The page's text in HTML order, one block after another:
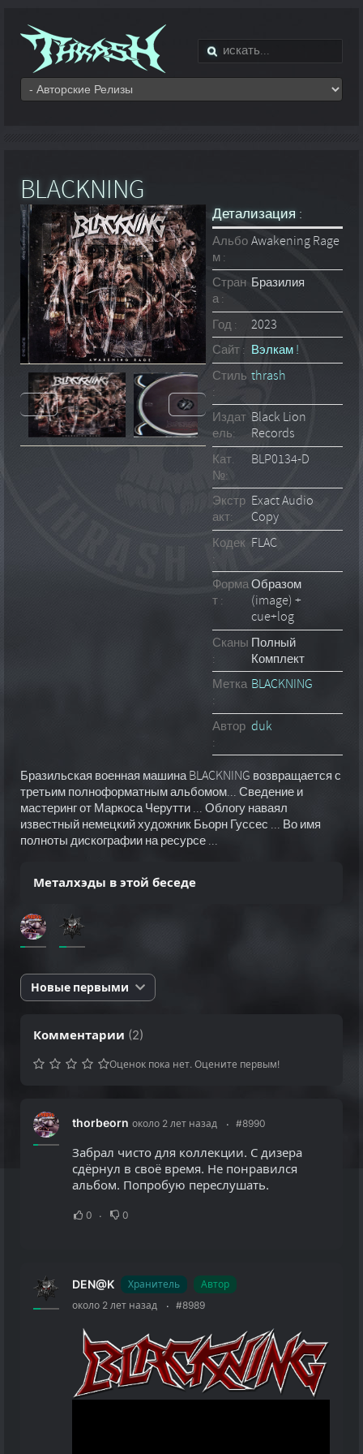
BLACKNING
Детализация :
Альбо
м :
Awakening Rage
Стран
а :
Бразилия
Год :
2023
Сайт : Вэлкам !
Стиль
:
thrash
Издат
ель:
Black Lion
Records
Кат.
№:
BLP0134-D
Экстр
акт:
Exact Audio
Copy
Кодек
:
FLAC
Форма
т :
Образом
(image) +
cue+log
Сканы
:
Полный
Комплект
Метка
:
BLACKNING
Автор
:
duk
Бразильская военная машина BLACKNING возвращается с
третьим полноформатным альбомом... Сведение и
мастеринг от Маркоса Черутти ... Облогу наваял
известный немецкий художник Бьорн Гуссес ... Во имя
полноты дискографии на ресурсе ...
Металхэды в этой беседе
Новые первыми
Комментарии (2)
Оценок пока нет. Оцените первым!
thorbeorn около 2 лет назад #8990
Забрал чисто для коллекции. С дизера
сдёрнул в своё время. Не понравился
альбом. Попробую переслушать.
0 0
DEN@K Хранитель
Автор
около 2 лет назад
#8989